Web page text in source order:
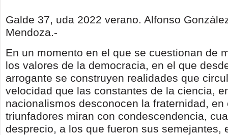
Galde 37, uda 2022 verano. Alfonso
Mendoza.-
En un momento en el que se cuestionan de
los valores de la democracia, en el que
arrogante se construyen realidades que
velocidad que las constantes de la ciencia,
nacionalismos desconocen la fraternidad, en
triunfadores miran con condescendencia,
desprecio, a los que fueron sus semejantes,